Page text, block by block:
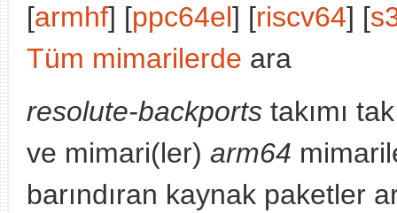
[armhf] [ppc64el] [riscv64] [
Tüm mimarilerde ara
resolute-backports takımı
ve mimari(ler) arm64
barındıran kaynak paketler